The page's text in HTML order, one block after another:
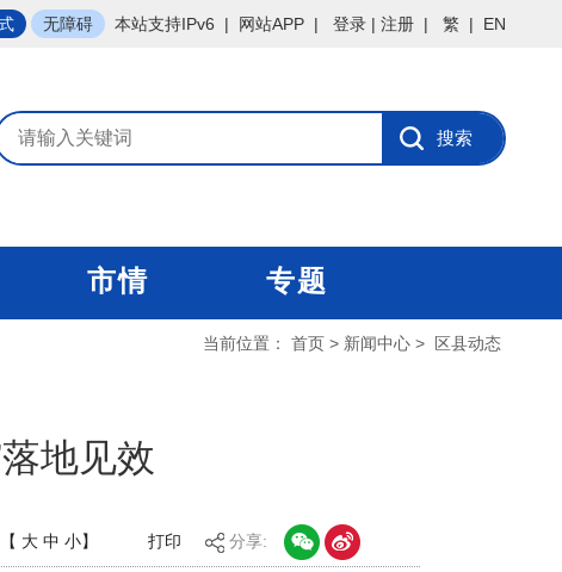
无障碍 本站支持IPv6 | 网站APP | 登录 | 注册 | 繁 | EN
市情 专题
当前位置： 首页 > 新闻中心 > 区县动态
地见效
大 中 小】 打印 分享: